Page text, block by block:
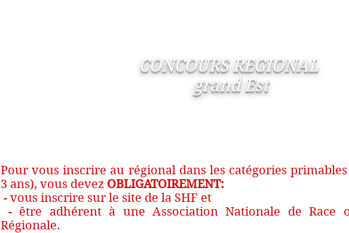
CONCOURS REGIONAL
grand Est
Pour vous inscrire au régional dans les catégories
3 ans), vous devez OBLIGATOIREMENT:
- vous inscrire sur le site de la SHF et
- être adhérent à une Association Nationale de Race
Régionale.